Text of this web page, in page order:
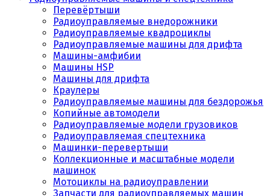
Перевёртыши
Радиоуправляемые внедорожники
Радиоуправляемые квадроциклы
Радиоуправляемые машины для дрифта
Машины-амфибии
Машины HSP
Машины для дрифта
Краулеры
Радиоуправляемые машины для бездорожья
Копийные автомодели
Радиоуправляемые модели грузовиков
Радиоуправляемая спецтехника
Машинки-перевертыши
Коллекционные и масштабные модели
машинок
Мотоциклы на радиоуправлении
Запчасти для радиоуправляемых машин